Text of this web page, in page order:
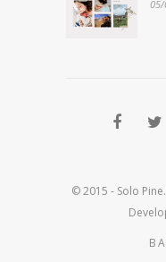
05/
© 2015 - Solo